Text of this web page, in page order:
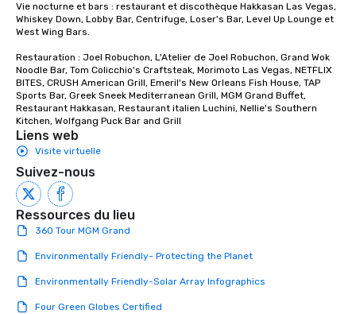
Vie nocturne et bars : restaurant et discothèque Hakkasan Las Vegas,
Whiskey Down, Lobby Bar, Centrifuge, Loser's Bar, Level Up Lounge et
West Wing Bars.
Restauration : Joel Robuchon, L'Atelier de Joel Robuchon, Grand Wok
Noodle Bar, Tom Colicchio's Craftsteak, Morimoto Las Vegas, NETFLIX
BITES, CRUSH American Grill, Emeril's New Orleans Fish House, TAP
Sports Bar, Greek Sneek Mediterranean Grill, MGM Grand Buffet,
Restaurant Hakkasan, Restaurant italien Luchini, Nellie's Southern
Kitchen, Wolfgang Puck Bar and Grill
Liens web
Visite virtuelle
Suivez-nous
Ressources du lieu
360 Tour MGM Grand
Environmentally Friendly- Protecting the Planet
Environmentally Friendly-Solar Array Infographics
Four Green Globes Certified